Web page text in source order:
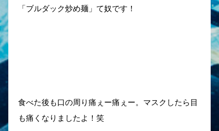
「ブルダック炒め麺」て奴です！
食べた後も口の周り痛ぇー痛ぇー。マスクしたら目
も痛くなりましたよ！笑